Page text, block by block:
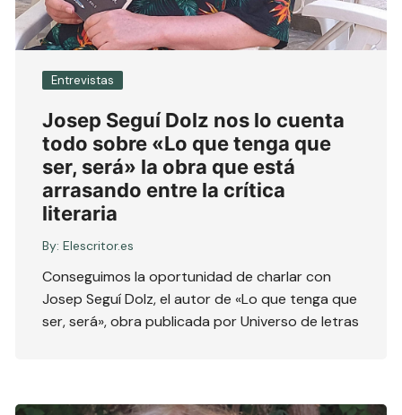
Entrevistas
Josep Seguí Dolz nos lo cuenta
todo sobre «Lo que tenga que
ser, será» la obra que está
arrasando entre la crítica
literaria
By: Elescritor.es
Conseguimos la oportunidad de charlar con
Josep Seguí Dolz, el autor de «Lo que tenga que
ser, será», obra publicada por Universo de letras